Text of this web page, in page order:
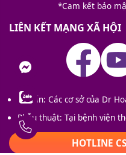
*Cam kết bảo
LIÊN KẾT MẠNG XÃ HỘI
Tư vấn: Các cơ sở của Dr
Phẫu thuật: Tại bệnh viện
HOTLINE